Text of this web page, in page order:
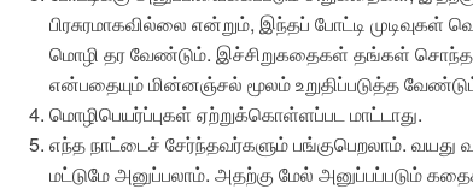
பிரசுரமாகவில்லை என்றும், இந்தப் போட்டி முடிவுகள்
மொழி தர வேண்டும். இச்சிறுகதைகள் தங்கள்
என்பதையும் மின்னஞ்சல் மூலம் உறுதிப்படுத்த
மொழிபெயர்ப்புகள் ஏற்றுக்கொள்ளப்பட மாட்டாது.
எந்த நாட்டைச் சேர்ந்தவர்களும் பங்குபெறலாம். வயது
மட்டுமே அனுப்பலாம். அதற்கு மேல் அனுப்பப்படும்